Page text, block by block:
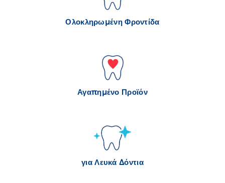
Ολοκληρωμένη Φροντίδα
Αγαπημένο Προϊόν
για Λευκά Δόντια